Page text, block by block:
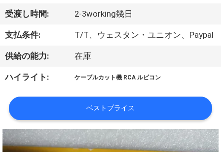
つ
い
て
工
場
旅
行
受渡し時間: 2-3working幾日
支払条件: T/T、ウェスタン・ユニオン、Paypal
供給の能力: 在庫
ハイライト: ケーブルカット機 RCA ルビコン
ベストプライス